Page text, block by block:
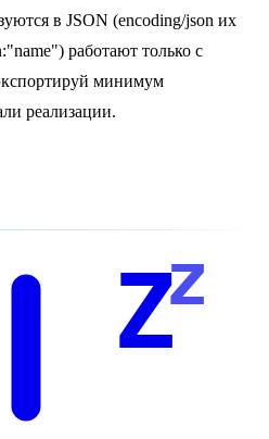
в JSON (encoding/json их
работают только с
минимум
реализации.
Zz